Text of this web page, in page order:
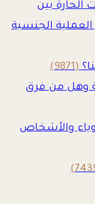
الحارة بين
الجنسية
(9871)
وهل من فرق
والأشخاص